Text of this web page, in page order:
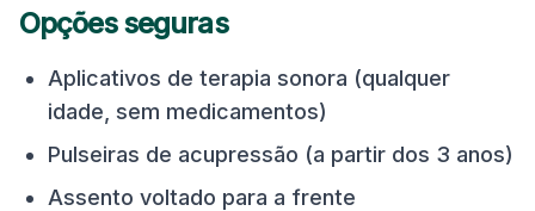
Opções seguras
Aplicativos de terapia sonora (qualquer
idade, sem medicamentos)
Pulseiras de acupressão (a partir dos 3 anos)
Assento voltado para a frente